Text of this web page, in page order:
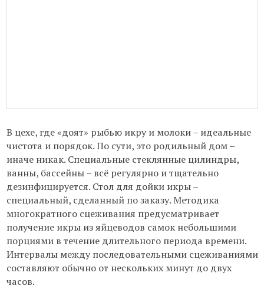
В цехе, где «доят» рыбью икру и молоки – идеальные
чистота и порядок. По сути, это родильный дом –
иначе никак. Специальные стеклянные цилиндры,
ванны, бассейны – всё регулярно и тщательно
дезинфицируется. Стол для дойки икры –
специальный, сделанный по заказу. Методика
многократного сцеживания предусматривает
получение икры из яйцеводов самок небольшими
порциями в течение длительного периода времени.
Интервалы между последовательными сцеживаниями
составляют обычно от нескольких минут до двух
часов.